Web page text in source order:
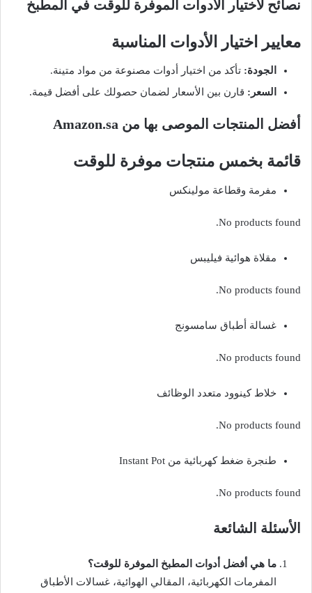
نصائح لاختيار الأدوات الموفرة للوقت في المطبخ
معايير اختيار الأدوات المناسبة
الجودة: تأكد من اختيار أدوات مصنوعة من مواد متينة.
السعر: قارن بين الأسعار لضمان حصولك على أفضل قيمة.
أفضل المنتجات الموصى بها من Amazon.sa
قائمة بخمس منتجات موفرة للوقت
مفرمة وقطاعة مولينكس
No products found.
مقلاة هوائية فيليبس
No products found.
غسالة أطباق سامسونج
No products found.
خلاط كينوود متعدد الوظائف
No products found.
طنجرة ضغط كهربائية من Instant Pot
No products found.
الأسئلة الشائعة
ما هي أفضل أدوات المطبخ الموفرة للوقت؟
المفرمات الكهربائية، المقالي الهوائية، غسالات الأطباق